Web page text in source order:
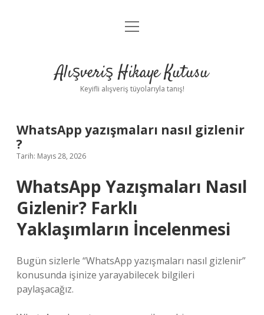
Anasayfa
Yasal Uyarı
menüyü
Alışveriş Hikaye Kutusu
Keyifli alışveriş tüyolarıyla tanış!
WhatsApp yazışmaları nasıl gizlenir
?
Tarih: Mayıs 28, 2026
WhatsApp Yazışmaları Nasıl
Gizlenir? Farklı
Yaklaşımların İncelenmesi
Bugün sizlerle “WhatsApp yazışmaları nasıl gizlenir”
konusunda işinize yarayabilecek bilgileri
paylaşacağız.